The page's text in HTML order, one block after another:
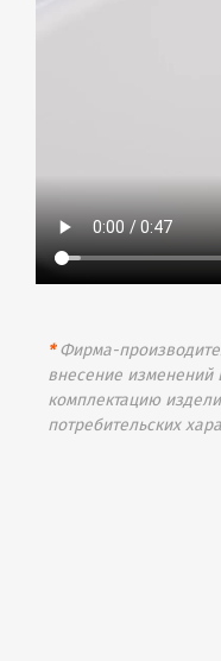
*Фирма-
внесение изменений
комплектацию
потребительских